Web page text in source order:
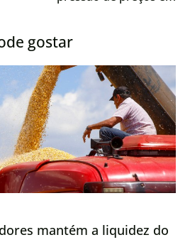
gostar
mantém a liquidez do